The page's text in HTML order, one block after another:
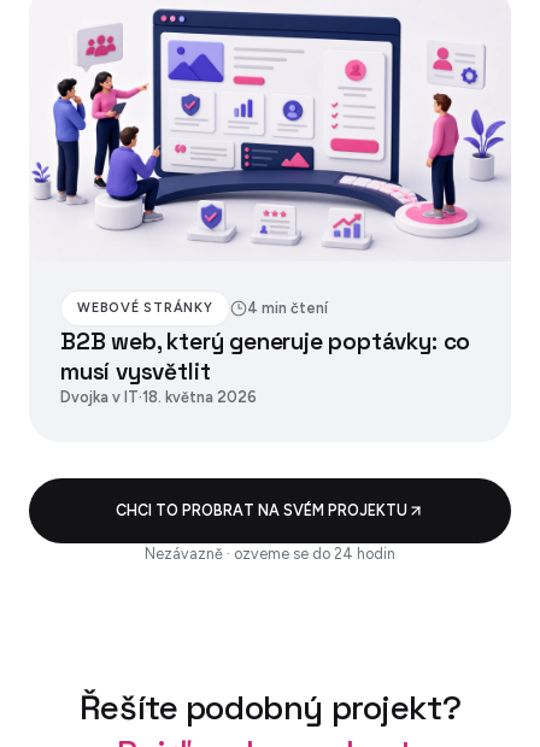
WEBOVÉ STRÁNKY 4 min čtení
B2B web, který generuje poptávky: co
musí vysvětlit
Dvojka v IT·18. května 2026
CHCI TO PROBRAT NA SVÉM PROJEKTU
Nezávazně · ozveme se do 24 hodin
Řešíte podobný projekt?